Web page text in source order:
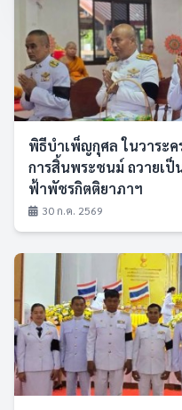
พิธีบำเพ็ญกุศล ในวาระ
การสิ้นพระชนม์ ถวายเป็
ฟ้าพัชรกิตติยาภาฯ
30 ก.ค. 2569